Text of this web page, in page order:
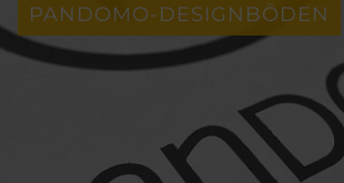
PANDOMO-DESIGNBÖDEN